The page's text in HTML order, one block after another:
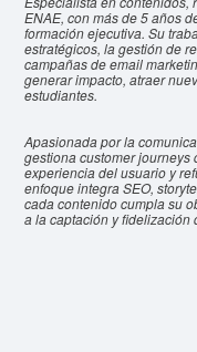
ENAE, con más de 5 años
formación ejecutiva. Su
estratégicos, la gestión de
campañas de email
generar impacto, atraer
estudiantes.
Apasionada por la
gestiona customer
experiencia del usuario y
enfoque integra SEO,
cada contenido cumpla su
a la captación y fidelización